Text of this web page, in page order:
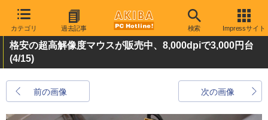
カテゴリ 過去記事 検索 Impressサイト
格安の超高解像度マウスが販売中、8,000dpiで3,000円台
(4/15)
前の画像 次の画像